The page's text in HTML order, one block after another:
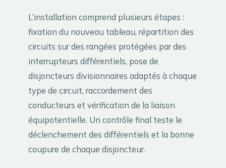
L’installation comprend plusieurs étapes :
fixation du nouveau tableau, répartition des
circuits sur des rangées protégées par des
interrupteurs différentiels, pose de
disjoncteurs divisionnaires adaptés à chaque
type de circuit, raccordement des
conducteurs et vérification de la liaison
équipotentielle. Un contrôle final teste le
déclenchement des différentiels et la bonne
coupure de chaque disjoncteur.